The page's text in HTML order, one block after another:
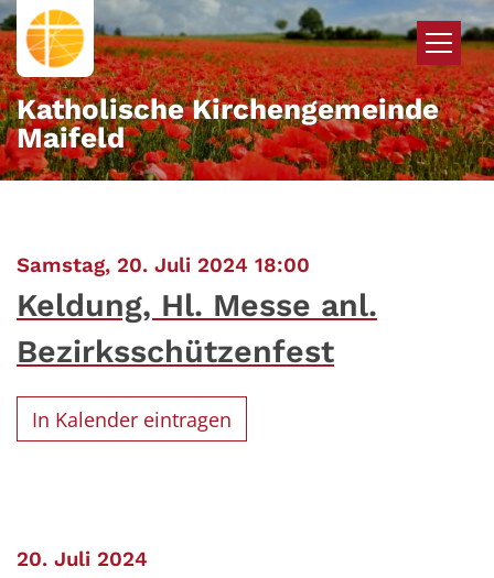
Zum Inhalt springen
Katholische Kirchengemeinde
Maifeld
Samstag, 20. Juli 2024 18:00
Keldung, Hl. Messe anl.
Bezirksschützenfest
In Kalender eintragen
20. Juli 2024: